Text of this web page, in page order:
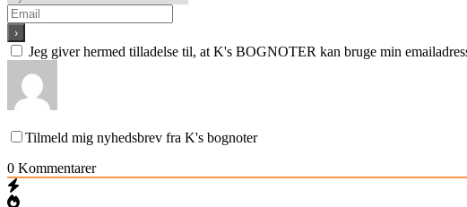
Jeg giver hermed tilladelse til, at K's BOGNOTER kan bruge min
Tilmeld mig nyhedsbrev fra K's bognoter
0 Kommentarer